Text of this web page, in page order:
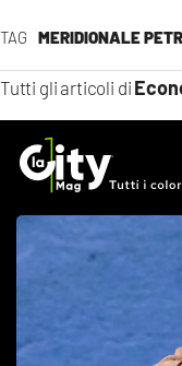
TAG MERIDIONALE
Tutti gli articoli di